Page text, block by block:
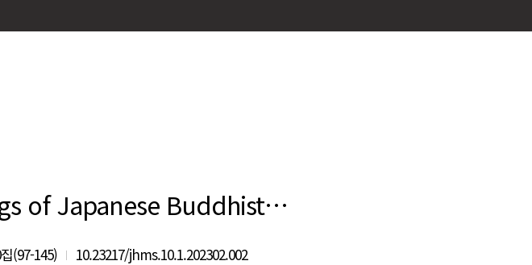
of Japanese Buddhist…
(97-145) 10.23217/jhms.10.1.202302.002